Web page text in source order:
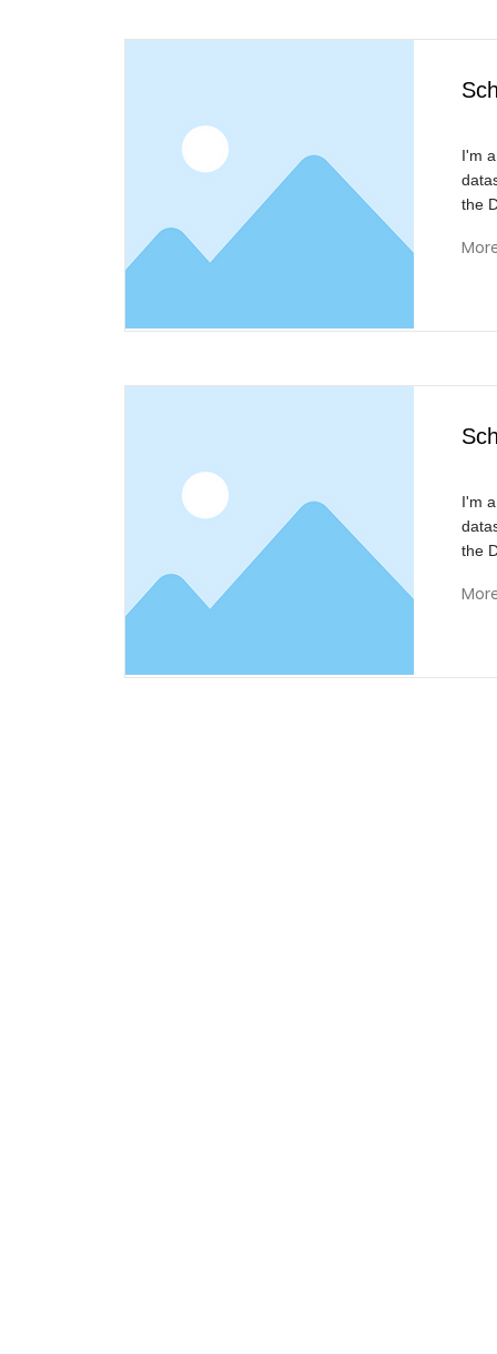
I'm
the
I'm
the